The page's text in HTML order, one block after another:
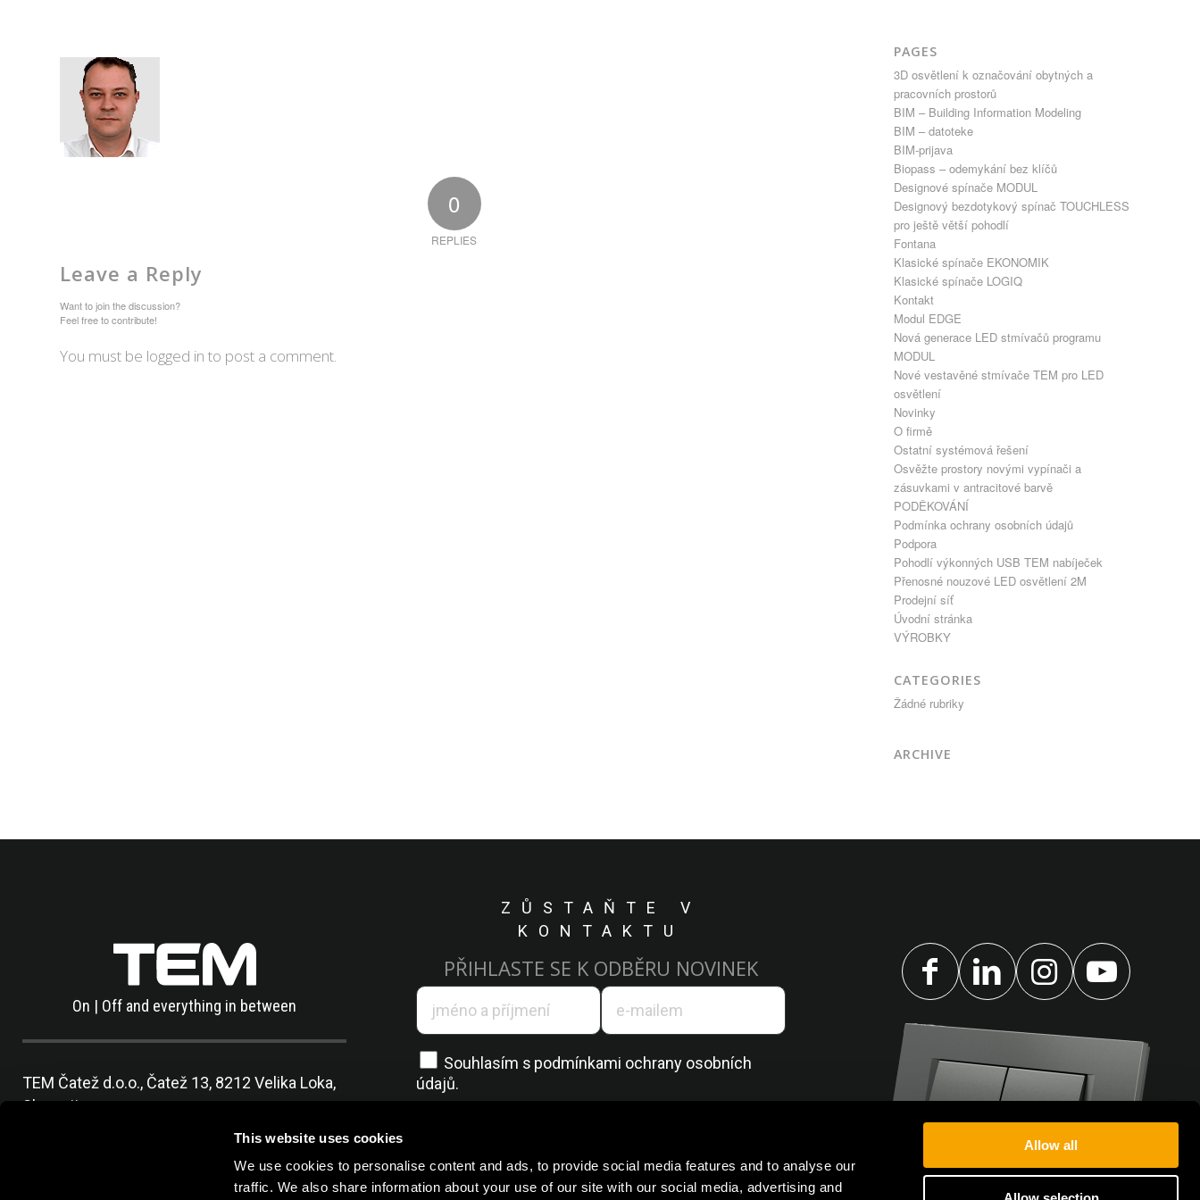
This website uses cookies
We use cookies to personalise content and ads, to provide social media features and to analyse our
traffic. We also share information about your use of our site with our social media, advertising and
Allow all
0
REPLIES
Leave a Reply
Want to join the discussion?
Feel free to contribute!
You must be logged in to post a comment.
PAGES
3D osvětlení k označování obytných a
pracovních prostorů
BIM – Building Information Modeling
BIM – datoteke
BIM-prijava
Biopass – odemykání bez klíčů
Designové spínače MODUL
Designový bezdotykový spínač TOUCHLESS
pro ještě větší pohodlí
Fontana
Klasické spínače EKONOMIK
Klasické spínače LOGIQ
Kontakt
Modul EDGE
Nová generace LED stmívačů programu
MODUL
Nové vestavěné stmívače TEM pro LED
osvětlení
Novinky
O firmě
Ostatní systémová řešení
Osvěžte prostory novými vypínači a
zásuvkami v antracitové barvě
PODĚKOVÁNÍ
Podmínka ochrany osobních údajů
Podpora
Pohodlí výkonných USB TEM nabíječek
Přenosné nouzové LED osvětlení 2M
Prodejní síť
Úvodní stránka
VÝROBKY
CATEGORIES
Žádné rubriky
ARCHIVE
On | Off and everything in between
TEM Čatež d.o.o., Čatež 13, 8212 Velika Loka,
Slovenija
info@tem.si
ZŮSTAŇTE V
KONTAKTU
PŘIHLASTE SE K ODBĚRU NOVINEK
Souhlasím s podmínkami ochrany osobních
údajů.